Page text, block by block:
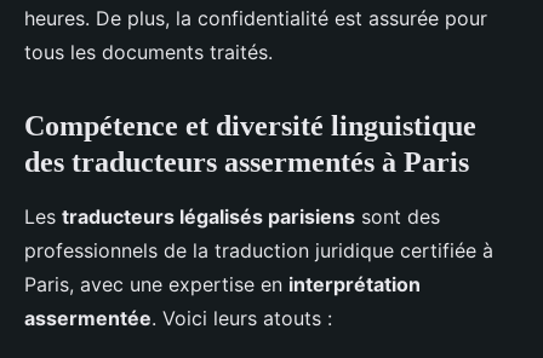
heures. De plus, la confidentialité est assurée pour
tous les documents traités.
Compétence et diversité linguistique
des traducteurs assermentés à Paris
Les traducteurs légalisés parisiens sont des
professionnels de la traduction juridique certifiée à
Paris, avec une expertise en interprétation
assermentée. Voici leurs atouts :